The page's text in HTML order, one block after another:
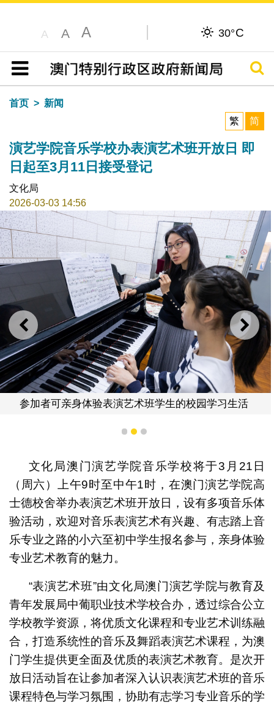
A A A 30°C
目录
搜寻
首页
新闻
繁
简
演艺学院音乐学校办表演艺术班开放日 即
日起至3月11日接受登记
文化局
2026-03-03 14:56
上一则 下一
参加者可亲身体验表演艺术班学生的校园学习生活
1 2 3
文化局澳门演艺学院音乐学校将于3月21日
（周六）上午9时至中午1时，在澳门演艺学院高
士德校舍举办表演艺术班开放日，设有多项音乐体
验活动，欢迎对音乐表演艺术有兴趣、有志踏上音
乐专业之路的小六至初中学生报名参与，亲身体验
专业艺术教育的魅力。
“表演艺术班”由文化局澳门演艺学院与教育及
青年发展局中葡职业技术学校合办，透过综合公立
学校教学资源，将优质文化课程和专业艺术训练融
合，打造系统性的音乐及舞蹈表演艺术课程，为澳
门学生提供更全面及优质的表演艺术教育。是次开
放日活动旨在让参加者深入认识表演艺术班的音乐
课程特色与学习氛围，协助有志学习专业音乐的学